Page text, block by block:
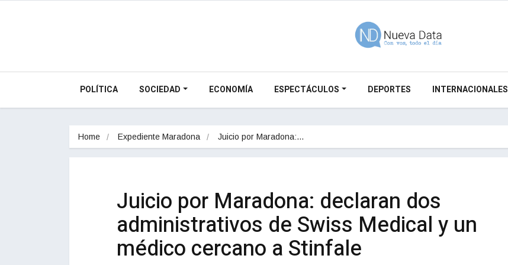
POLÍTICA SOCIEDAD ECONOMÍA ESPECTÁCULOS DEPORTES INTERNACIONALES
Home Expediente Maradona Juicio por Maradona:…
Juicio por Maradona: declaran dos
administrativos de Swiss Medical y un
médico cercano a Stinfale